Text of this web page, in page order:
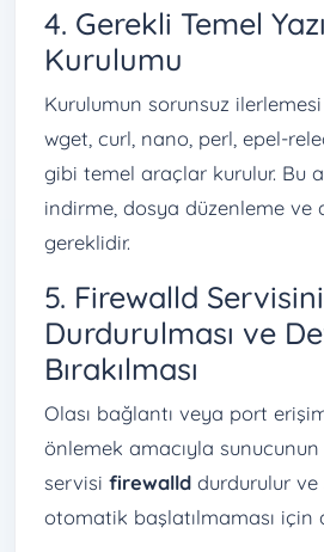
4. Gerekli Temel
Kurulumu
Kurulumun sorunsuz
wget, curl, nano, perl, epel-
gibi temel araçlar kurulur. Bu
indirme, dosya düzenleme ve
gereklidir.
5. Firewalld
Durdurulması ve
Bırakılması
Olası bağlantı veya port
önlemek amacıyla
servisi firewalld durdurulur ve
otomatik başlatılmaması için